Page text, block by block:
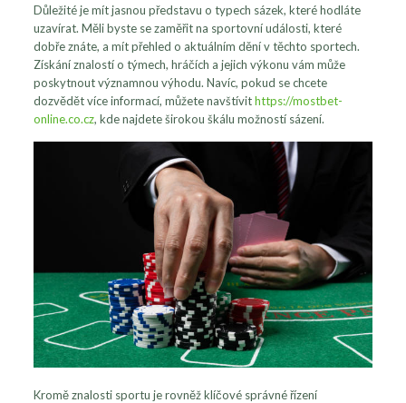
Důležité je mít jasnou představu o typech sázek, které hodláte
uzavírat. Měli byste se zaměřit na sportovní události, které
dobře znáte, a mít přehled o aktuálním dění v těchto sportech.
Získání znalostí o týmech, hráčích a jejich výkonu vám může
poskytnout významnou výhodu. Navíc, pokud se chcete
dozvědět více informací, můžete navštívithttps://mostbet-
online.co.cz, kde najdete širokou škálu možností sázení.
Kromě znalosti sportu je rovněž klíčové správné řízení